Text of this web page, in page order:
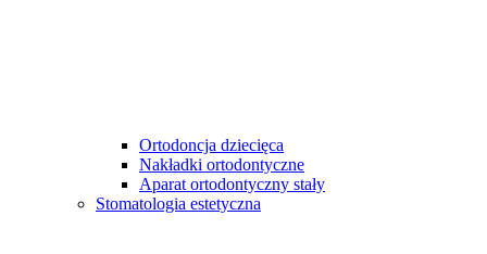
Ortodoncja dziecięca
Nakładki ortodontyczne
Aparat ortodontyczny stały
Stomatologia estetyczna